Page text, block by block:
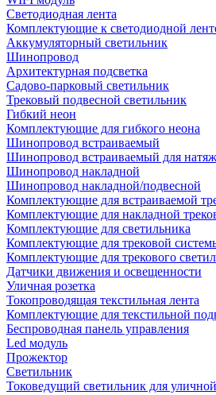
Светодиодная лента
Комплектующие к светодиодной
Аккумуляторный светильник
Шинопровод
Архитектурная подсветка
Садово-парковый светильник
Трековый подвесной светильник
Гибкий неон
Комплектующие для гибкого неона
Шинопровод встраиваемый
Шинопровод встраиваемый для
Шинопровод накладной
Шинопровод накладной/подвесной
Комплектующие для встраиваемой
Комплектующие для накладной
Комплектующие для светильника
Комплектующие для трековой
Комплектующие для трекового
Датчики движения и освещенности
Уличная розетка
Токопроводящая текстильная лента
Комплектующие для текстильной
Беспроводная панель управления
Led модуль
Прожектор
Светильник
Токоведущий светильник для